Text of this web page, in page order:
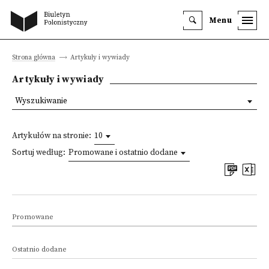
Menu
Strona główna Artykuły i wywiady
Artykuły i wywiady
Artykułów na stronie: 10
Sortuj według: Promowane i ostatnio dodane
Promowane
Ostatnio dodane
Wyszukiwanie